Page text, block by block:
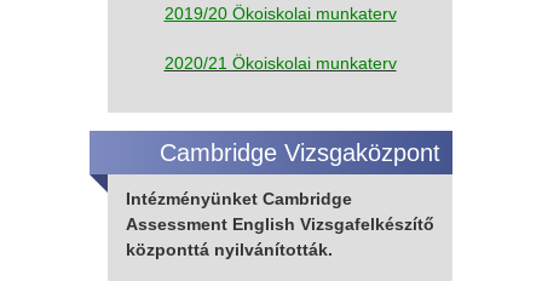
2019/20 Ökoiskolai munkaterv
2020/21 Ökoiskolai munkaterv
Cambridge Vizsgaközpont
Intézményünket Cambridge
Assessment English Vizsgafelkészítő
központtá nyilvánították.